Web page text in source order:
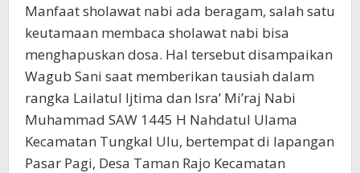
Manfaat sholawat nabi ada beragam, salah satu
keutamaan membaca sholawat nabi bisa
menghapuskan dosa. Hal tersebut disampaikan
Wagub Sani saat memberikan tausiah dalam
rangka Lailatul Ijtima dan Isra’ Mi’raj Nabi
Muhammad SAW 1445 H Nahdatul Ulama
Kecamatan Tungkal Ulu, bertempat di lapangan
Pasar Pagi, Desa Taman Rajo Kecamatan